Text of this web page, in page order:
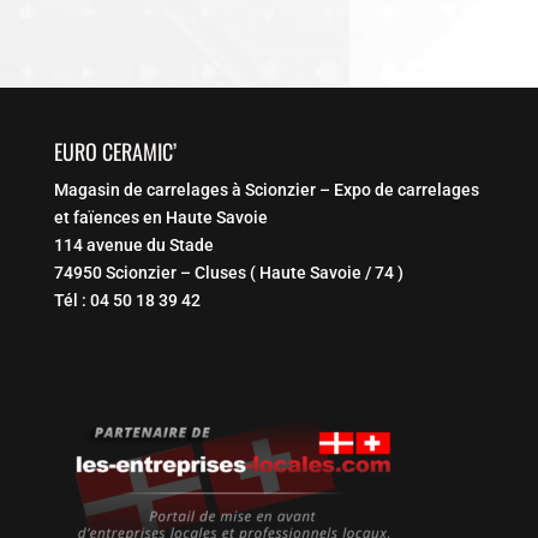
EURO CERAMIC’
Magasin de carrelages à Scionzier – Expo de carrelages
et faïences en Haute Savoie
114 avenue du Stade
74950 Scionzier – Cluses ( Haute Savoie / 74 )
Tél : 04 50 18 39 42